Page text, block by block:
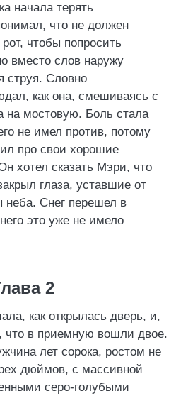
начала терять
что не должен
чтобы попросить
вместо слов наружу
струя. Словно
как она, смешиваясь с
на мостовую. Боль стала
не имел против, потому
про свои хорошие
хотел сказать Мэри, что
глаза, уставшие от
неба. Снег перешел в
это уже не имело
2
как открылась дверь, и,
что в приемную вошли двое.
лет сорока, ростом не
дюймов, с массивной
серо-голубыми